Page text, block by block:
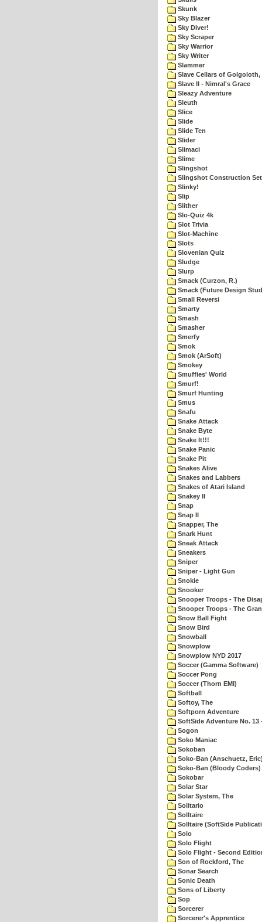
Skunk
Sky Blazer
Sky Diver!
Sky Scraper
Sky Warrior
Sky Writer
Slammer
Slave Cellars of Golgoloth,
Slave II - Nimral's Grace
Sleazy Adventure
Sleuth
Slice
Slide
Slide Ten
Slider
Slimaci
Slime
Slingshot
Slingshot Construction Set
Slinky!
Slip
Slither
Slo-Quiz 4k
Slot Trivia
Slot-Machine
Slots
Slovenian Quiz
Sludge
Slurp
Smack (Curzon, R.)
Smack (Future Design
Small Reversi
Smarty
Smash
Smasher
Smerfy
Smok
Smok (ArSoft)
Smokey
Smuffies' World
Smurf!
Smurf Hunting
Smus
Snafu
Snake Attack
Snake Byte
Snake It!!!
Snake Panic
Snake Pit
Snakes Alive
Snakes and Labbers
Snakes of Atari Island
Snakey II
Snap
Snap II
Snapper, The
Snark Hunt
Sneak Attack
Sneakers
Sniper
Sniper - Light Gun
Snokie
Snooker
Snooper Troops - The
Snooper Troops - The
Snow Ball Fight
Snow Bird
Snowball
Snowplow
Snowplow NYD 2017
Soccer (Gamma Software)
Soccer Pong
Soccer (Thorn EMI)
Softball
Softoy, The
Softporn Adventure
SoftSide Adventure No. 13
Sogon
Soko Maniac
Sokoban
Soko-Ban (Anschuetz,
Soko-Ban (Bloody Coders)
Sokobar
Solar Star
Solar System, The
Solitario
Solltaire
Solltaire (SoftSide
Solo
Solo Flight
Solo Flight - Second
Son of Rockford, The
Sonar Search
Sonic Death
Sons of Liberty
Sop
Sorcerer
Sorcerer's Apprentice